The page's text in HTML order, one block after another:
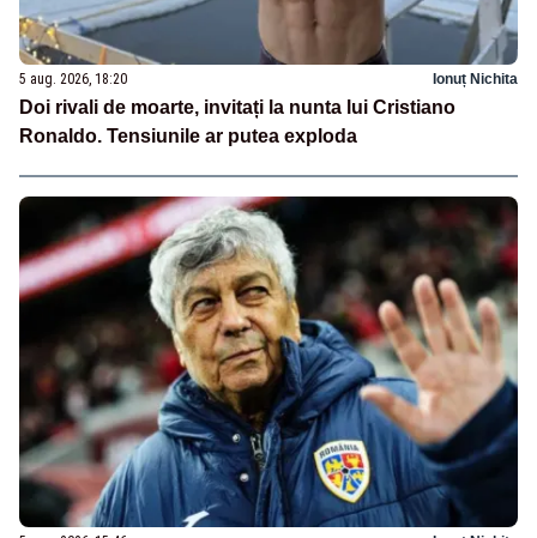
5 aug. 2026, 18:20 Ionuț Nichita
Doi rivali de moarte, invitați la nunta lui Cristiano
Ronaldo. Tensiunile ar putea exploda